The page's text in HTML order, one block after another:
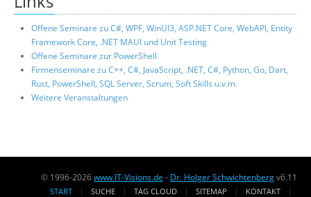
Offene Seminare zu C#, WPF, WinUI3, ASP.NET Core, WebAPI, Entity
Framework Core, .NET MAUI und Unit Testing
Offene Seminare zur PowerShell
Firmenseminare zu C++, C#, JavaScript, .NET, C#, Python, Go, Dart,
Rust, PowerShell, SQL Server, Scrum, Soft Skills u.v.m.
Weitere Veranstaltungen
© 1996-2026www.IT-Visions.de - Dr. Holger Schwichtenbergv6.11
START SUCHE TAG CLOUD SITEMAP
KONTAKT